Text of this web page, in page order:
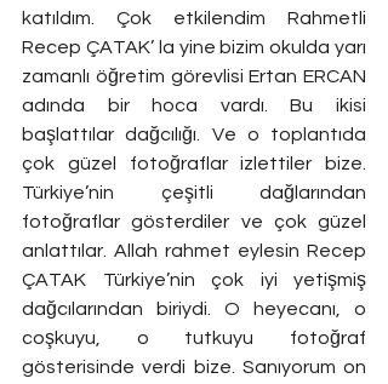
katıldım. Çok etkilendim Rahmetli
Recep ÇATAK’ la yine bizim okulda yarı
zamanlı öğretim görevlisi Ertan ERCAN
adında bir hoca vardı. Bu ikisi
başlattılar dağcılığı. Ve o toplantıda
çok güzel fotoğraflar izlettiler bize.
Türkiye’nin çeşitli dağlarından
fotoğraflar gösterdiler ve çok güzel
anlattılar. Allah rahmet eylesin Recep
ÇATAK Türkiye’nin çok iyi yetişmiş
dağcılarından biriydi. O heyecanı, o
coşkuyu, o tutkuyu fotoğraf
gösterisinde verdi bize. Sanıyorum on